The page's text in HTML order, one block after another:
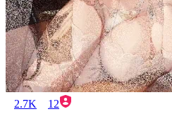
2.7K 12